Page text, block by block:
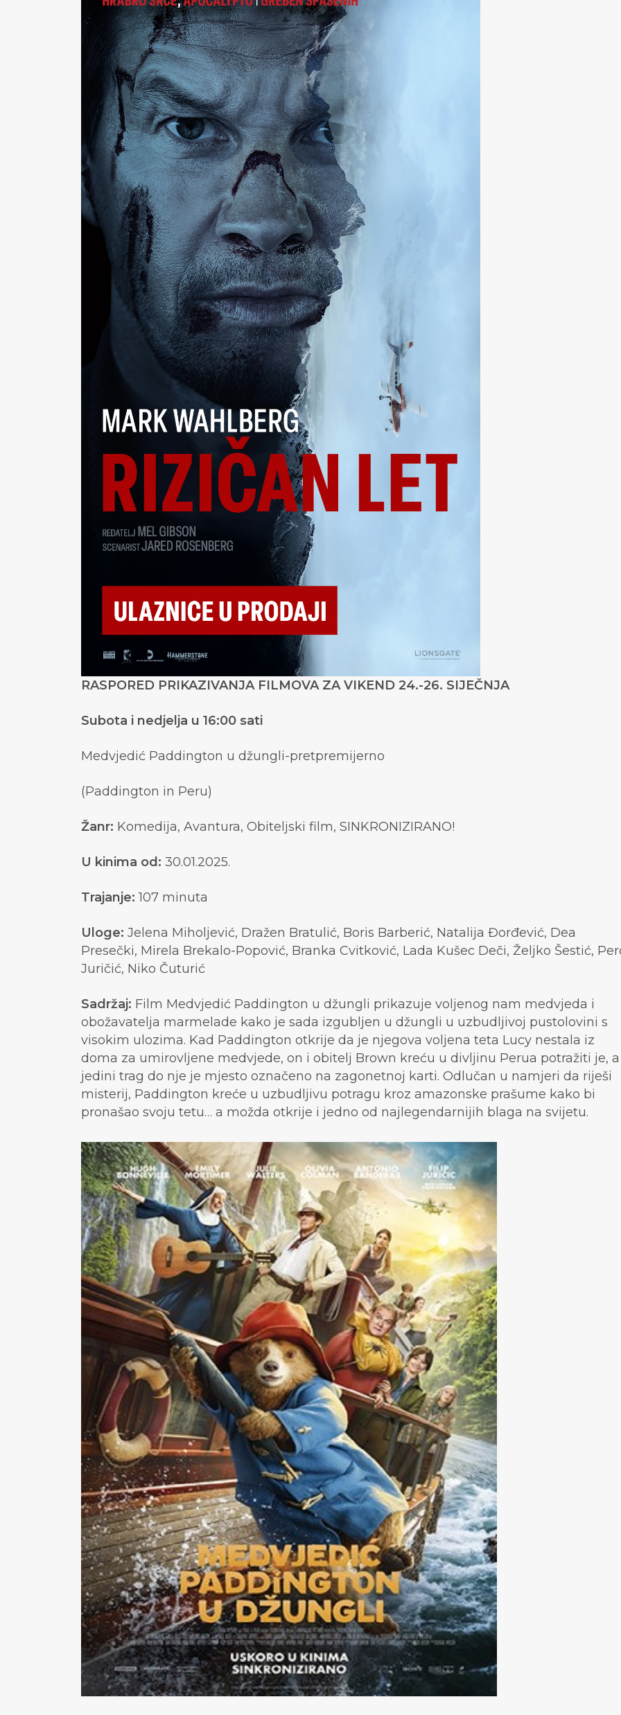
RASPORED PRIKAZIVANJA FILMOVA ZA VIKEND 24.-26. SIJEČNJA
Subota i nedjelja u 16:00 sati
Medvjedić Paddington u džungli-pretpremijerno
(Paddington in Peru)
Žanr: Komedija, Avantura, Obiteljski film, SINKRONIZIRANO!
U kinima od: 30.01.2025.
Trajanje:107 minuta
Uloge: Jelena Miholjević, Dražen Bratulić, Boris Barberić, Natalija Đorđević, Dea
Presečki, Mirela Brekalo-Popović, Branka Cvitković, Lada Kušec Deči, Željko Šestić,
Juričić, Niko Čuturić
Sadržaj: Film Medvjedić Paddington u džungli prikazuje voljenog nam medvjeda i
obožavatelja marmelade kako je sada izgubljen u džungli u uzbudljivoj pustolovini s
visokim ulozima. Kad Paddington otkrije da je njegova voljena teta Lucy nestala iz
doma za umirovljene medvjede, on i obitelj Brown kreću u divljinu Perua potražiti je, a
jedini trag do nje je mjesto označeno na zagonetnoj karti. Odlučan u namjeri da riješi
misterij, Paddington kreće u uzbudljivu potragu kroz amazonske prašume kako bi
pronašao svoju tetu… a možda otkrije i jedno od najlegendarnijih blaga na svijetu.